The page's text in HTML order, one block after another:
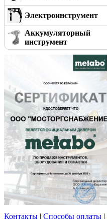
Электроинструмент
Аккумуляторный
инструмент
Контакты | Способы оплаты |